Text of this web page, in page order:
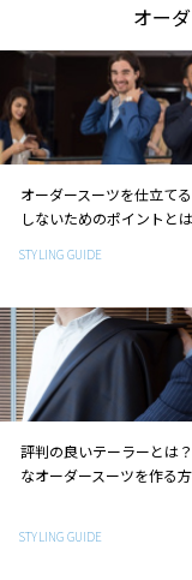
オー
オーダースーツを仕立て
しないためのポイントとは
STYLING GUIDE
評判の良いテーラーとは
なオーダースーツを作る
STYLING GUIDE